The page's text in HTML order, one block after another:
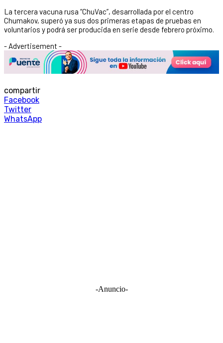
La tercera vacuna rusa “ChuVac”, desarrollada por el centro
Chumakov, superó ya sus dos primeras etapas de pruebas en
voluntarios y podrá ser producida en serie desde febrero próximo.
- Advertisement -
compartir
Facebook
Twitter
WhatsApp
-Anuncio-